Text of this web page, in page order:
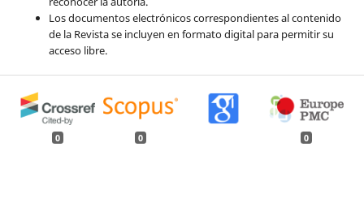
Los documentos electrónicos correspondientes al contenido
de la Revista se incluyen en formato digital para permitir su
acceso libre.
0 0 0